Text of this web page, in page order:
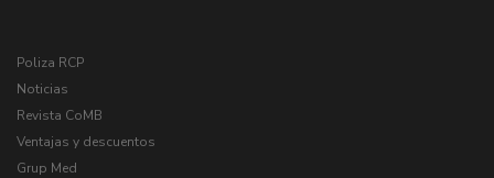
Poliza RCP
Noticias
Revista CoMB
Ventajas y descuentos
Grup Med